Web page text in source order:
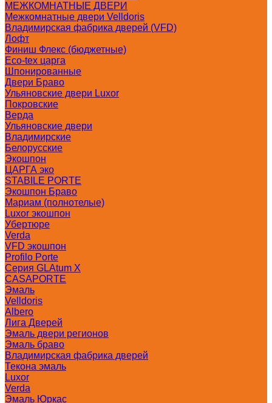
МЕЖКОМНАТНЫЕ ДВЕРИ
Межкомнатные двери Velldoris
Владимирская фабрика дверей (VFD)
Лофт
Финиш Флекс (бюджетные)
Eco-tex царга
Шпонированные
Двери Браво
Ульяновские двери Luxor
Покровские
Верда
Ульяновские двери
Владимирские
Белорусские
Экошпон
ЦАРГА эко
STABILE PORTE
Экошпон Браво
Мариам (полнотелые)
Luxor экошпон
Убертюре
Verda
VFD экошпон
Profilo Porte
Серия GLAtum X
CASAPORTE
Эмаль
Velldoris
Albero
Лига Дверей
Эмаль двери регионов
Эмаль браво
Владимирская фабрика дверей
Текона эмаль
Luxor
Verda
Эмаль Юркас